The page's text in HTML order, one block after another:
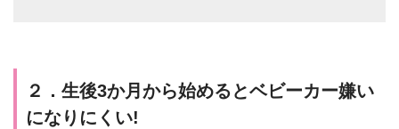
２．生後3か月から始めるとベビーカー嫌い
になりにくい!